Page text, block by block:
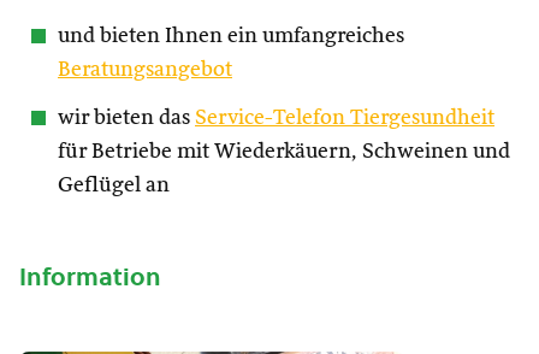
und bieten Ihnen ein umfangreiches
Beratungsangebot
wir bieten das Service-Telefon Tiergesundheit
für Betriebe mit Wiederkäuern, Schweinen und
Geflügel an
Information